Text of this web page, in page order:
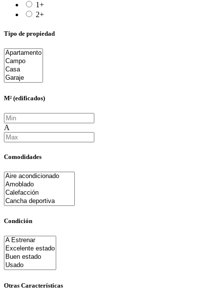
1+
2+
Tipo de propiedad
M² (edificados)
A
Comodidades
Condición
Otras Características